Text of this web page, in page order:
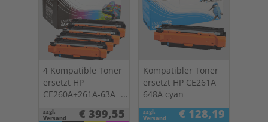
4 Kompatible Toner
ersetzt HP
CE260A+261A-63A
KCMY
zzgl.
Versand
€ 399,55
Kompatibler Toner
ersetzt HP CE261A
648A cyan
zzgl.
Versand
€ 128,19